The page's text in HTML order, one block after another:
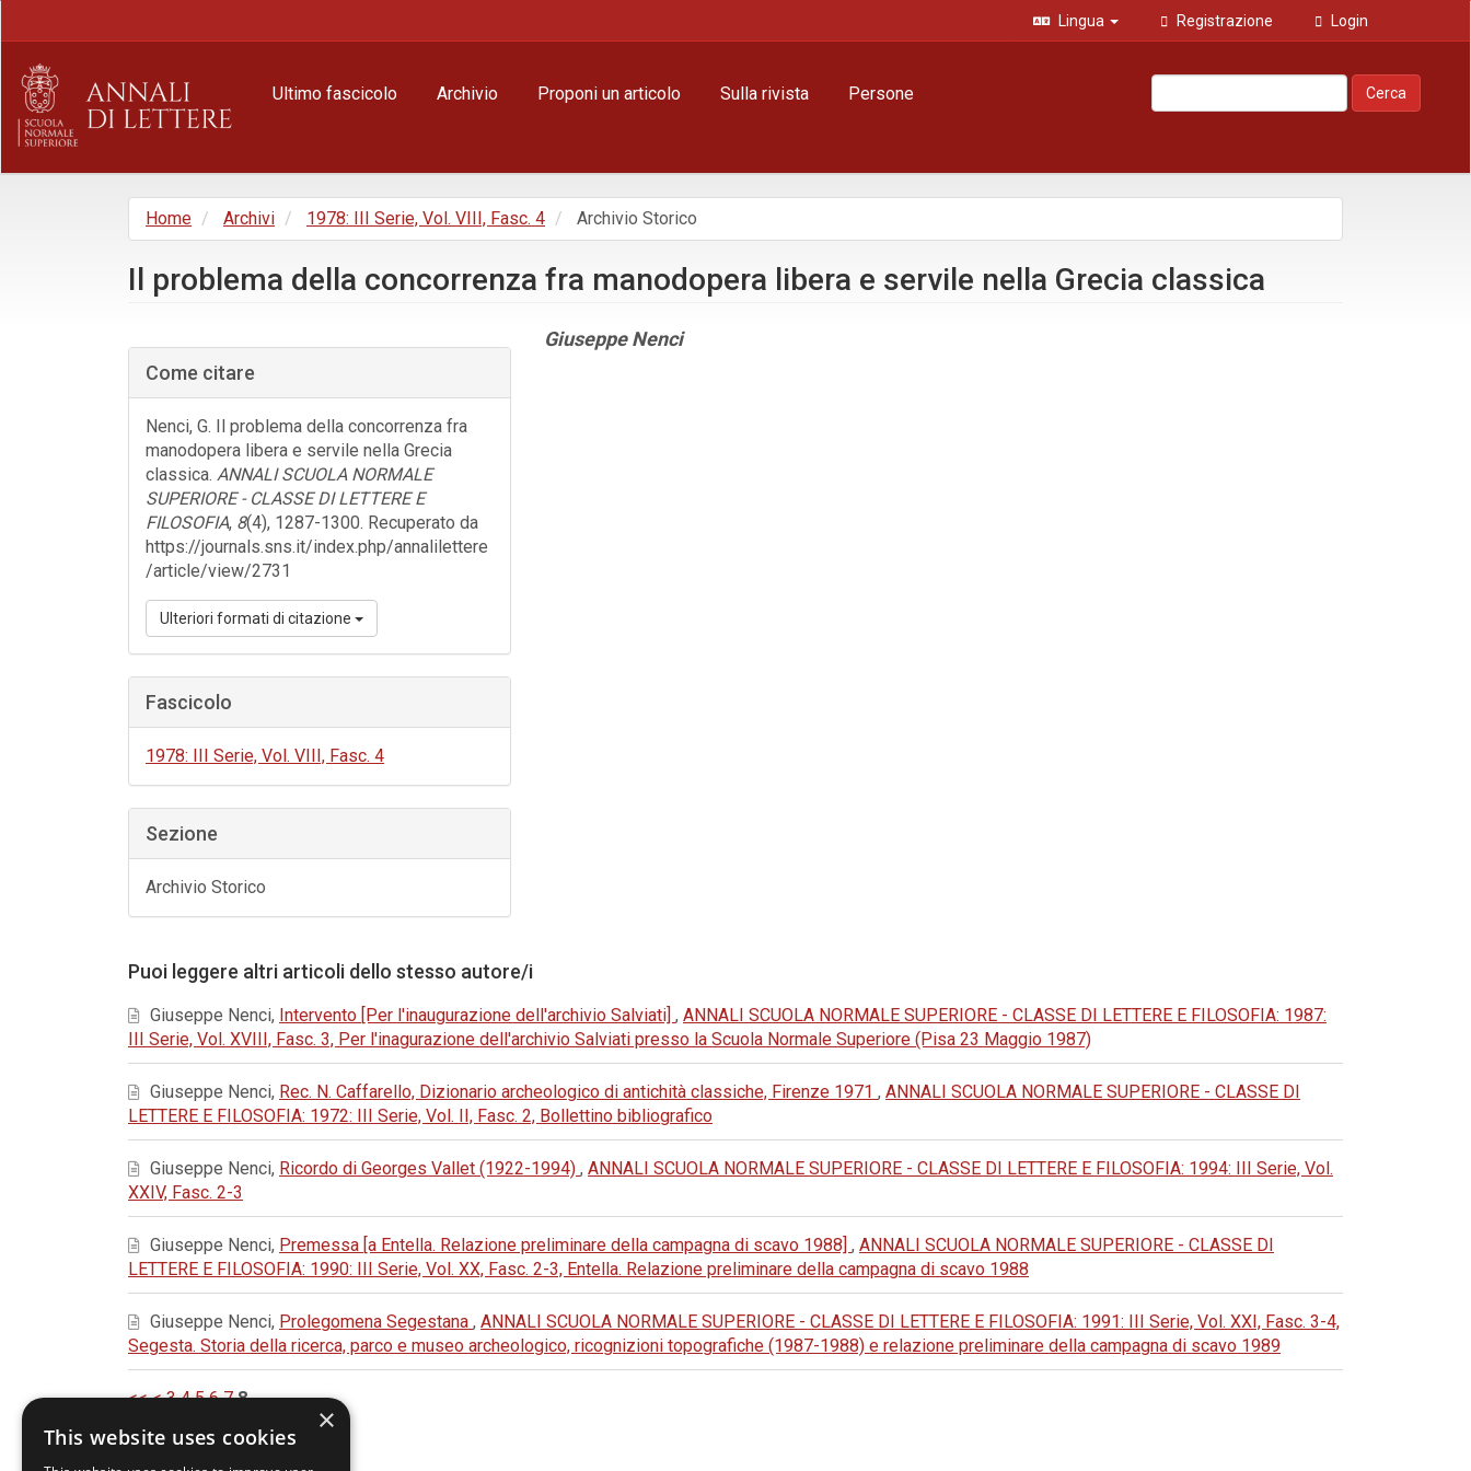
principale
Barra
laterale
Lingua Registrazione Login
Ultimo fascicolo Archivio Proponi un articolo Sulla rivista Persone Cerca
Home Archivi 1978: III Serie, Vol. VIII, Fasc. 4 Archivio Storico
Il problema della concorrenza fra manodopera libera e servile nella Grecia classica
laterale
dell'articolo
Come citare
Nenci, G. Il problema della concorrenza fra
manodopera libera e servile nella Grecia
classica. ANNALI SCUOLA NORMALE
SUPERIORE - CLASSE DI LETTERE E
FILOSOFIA, 8(4), 1287-1300. Recuperato da
https://journals.sns.it/index.php/annalilettere
/article/view/2731
Ulteriori formati di citazione
Fascicolo
1978: III Serie, Vol. VIII, Fasc. 4
Sezione
Archivio Storico
Contenuto
Giuseppe Nenci
Puoi leggere altri articoli dello stesso autore/i
Giuseppe Nenci, Intervento [Per l'inaugurazione dell'archivio Salviati] , ANNALI SCUOLA NORMALE SUPERIORE - CLASSE DI LETTERE E FILOSOFIA: 1987:
III Serie, Vol. XVIII, Fasc. 3, Per l'inagurazione dell'archivio Salviati presso la Scuola Normale Superiore (Pisa 23 Maggio 1987)
Giuseppe Nenci, Rec. N. Caffarello, Dizionario archeologico di antichità classiche, Firenze 1971 , ANNALI SCUOLA NORMALE SUPERIORE - CLASSE DI
LETTERE E FILOSOFIA: 1972: III Serie, Vol. II, Fasc. 2, Bollettino bibliografico
Giuseppe Nenci, Ricordo di Georges Vallet (1922-1994) , ANNALI SCUOLA NORMALE SUPERIORE - CLASSE DI LETTERE E FILOSOFIA: 1994: III Serie, Vol.
XXIV, Fasc. 2-3
Giuseppe Nenci, Premessa [a Entella. Relazione preliminare della campagna di scavo 1988] , ANNALI SCUOLA NORMALE SUPERIORE - CLASSE DI
LETTERE E FILOSOFIA: 1990: III Serie, Vol. XX, Fasc. 2-3, Entella. Relazione preliminare della campagna di scavo 1988
Giuseppe Nenci, Prolegomena Segestana , ANNALI SCUOLA NORMALE SUPERIORE - CLASSE DI LETTERE E FILOSOFIA: 1991: III Serie, Vol. XXI, Fasc. 3-4,
Segesta. Storia della ricerca, parco e museo archeologico, ricognizioni topografiche (1987-1988) e relazione preliminare della campagna di scavo 1989
<< < 3 4 5 6 7 8
×
This website uses cookies